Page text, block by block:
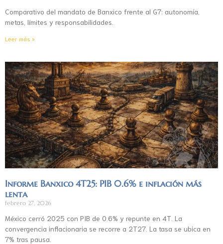
Comparativo del mandato de Banxico frente al G7: autonomía,
metas, límites y responsabilidades.
Leer más »
Informe Banxico 4T25: PIB 0.6% e inflación más
lenta
febrero 27, 2026
México cerró 2025 con PIB de 0.6% y repunte en 4T. La
convergencia inflacionaria se recorre a 2T27. La tasa se ubica en
7% tras pausa.